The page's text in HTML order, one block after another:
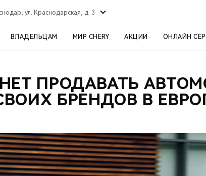
ул. Краснодарская, д. 3
ВЛАДЕЛЬЦАМ МИР CHERY АКЦИИ ОНЛАЙН
ПРОДАВАТЬ
БРЕНДОВ В